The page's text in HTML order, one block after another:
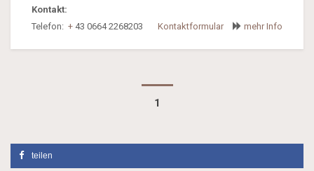
Kontakt:
Telefon: + 43 0664 2268203 Kontaktformular mehr Info
1
teilen